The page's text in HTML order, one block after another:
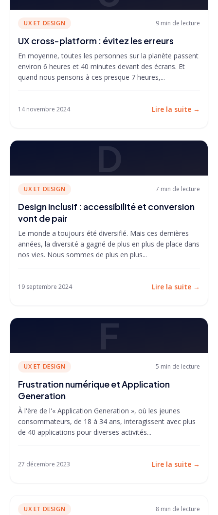
UX ET DESIGN 9 min de lecture
UX cross-platform : évitez les erreurs
En moyenne, toutes les personnes sur la planète passent
environ 6 heures et 40 minutes devant des écrans. Et
quand nous pensons à ces presque 7 heures,...
14 novembre 2024 Lire la suite →
D
UX ET DESIGN 7 min de lecture
Design inclusif : accessibilité et conversion
vont de pair
Le monde a toujours été diversifié. Mais ces dernières
années, la diversité a gagné de plus en plus de place dans
nos vies. Nous sommes de plus en plus...
19 septembre 2024 Lire la suite →
F
UX ET DESIGN 5 min de lecture
Frustration numérique et Application
Generation
À l'ère de l'« Application Generation », où les jeunes
consommateurs, de 18 à 34 ans, interagissent avec plus
de 40 applications pour diverses activités...
27 décembre 2023 Lire la suite →
UX ET DESIGN 8 min de lecture